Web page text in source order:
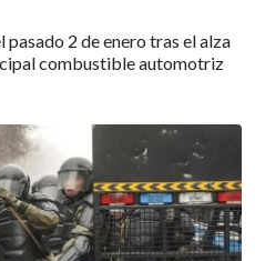
pasado 2 de enero tras el alza
combustible automotriz